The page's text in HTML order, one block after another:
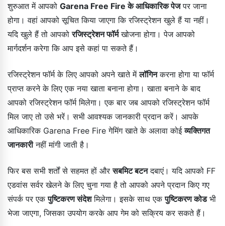
शुरुआत में आपको Garena Free Fire के आधिकारिक पेजपर जाना
होगा। वहां आपको सूचित किया जाएगा कि रजिस्ट्रेशन खुले हैं या नहीं।
यदि खुले हैं तो आपकोरजिस्ट्रेशन फॉर्मखोजना होगा। पेज आपको
मार्गदर्शन करेगा कि आप इसे कहां पा सकते हैं।
रजिस्ट्रेशन फॉर्म के लिए आपको अपने खाते मेंलॉगिनकरना होगा या फॉर्म
प्राप्त करने के लिए एक नया खाता बनाना होगा। खाता बनाने के बाद
आपको रजिस्ट्रेशन फॉर्म मिलेगा। एक बार जब आपको रजिस्ट्रेशन फॉर्म
मिल जाए तो उसे भरें। सभी आवश्यक जानकारी प्रदान करें। आपके
आधिकारिक Garena Free Fire गेमिंग खाते के अलावा कोईव्यक्तिगत
जानकारीनहीं मांगी जाती है।
फिर बस सभी शर्तों से सहमत हों औरसबमिट बटनदबाएं। यदि आपको FF
एडवांस सर्वर खेलने के लिए चुना गया है तो आपको अपने प्रदान किए गए
संपर्क पर एकपुष्टिकरण संदेशमिलेगा। इसके साथ एकपुष्टिकरण कोडभी
भेजा जाएगा, जिसका उपयोग करके आप गेम को सक्रिय कर सकते हैं।